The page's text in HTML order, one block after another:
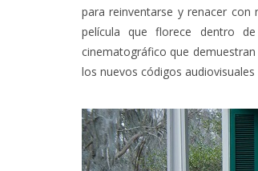
para reinventarse y renacer
película que florece dentro
cinematográfico que
los nuevos códigos